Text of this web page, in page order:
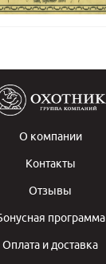
О компании
Контакты
Отзывы
программа
Оплата и доставка